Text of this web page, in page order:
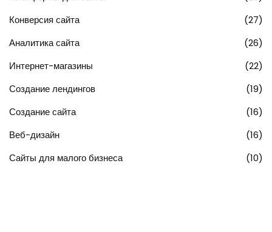
Конверсия сайта
(27)
Аналитика сайта
(26)
Интернет-магазины
(22)
Создание лендингов
(19)
Создание сайта
(16)
Веб-дизайн
(16)
Сайты для малого бизнеса
(10)